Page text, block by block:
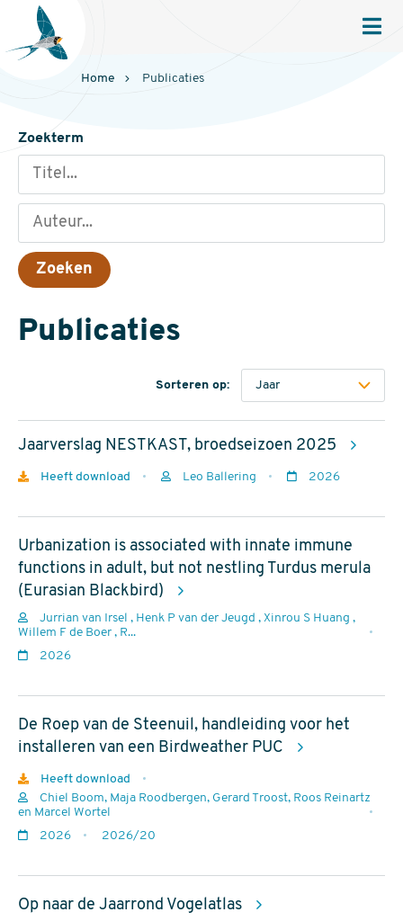
Sovon
Homepage
Home Publicaties
Publicaties
Sorteren op:
Jaarverslag NESTKAST, broedseizoen 2025
Download
Heeft download
Leo Ballering
uitgave
2026
Urbanization is associated with innate immune
functions in adult, but not nestling Turdus merula
(Eurasian Blackbird)
AuteursJurrian van Irsel , Henk P van der Jeugd , Xinrou S Huang ,
Willem F de Boer , R...
Jaar2026
De Roep van de Steenuil, handleiding voor het
installeren van een Birdweather PUC
Download
Heeft download
AuteursChiel Boom, Maja Roodbergen, Gerard Troost, Roos Reinartz
en Marcel Wortel
Jaar2026
2026/20
Op naar de Jaarrond Vogelatlas
Zoekterm
Beschikbaarheid
Type
Artikel (626)
Boek (3)
Handleiding (52)
Kerninformatie (115)
Limosa (80)
meer
Jaar
2025 (129)
2024 (233)
meer